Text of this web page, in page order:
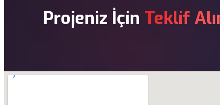
Projeniz İçin Teklif